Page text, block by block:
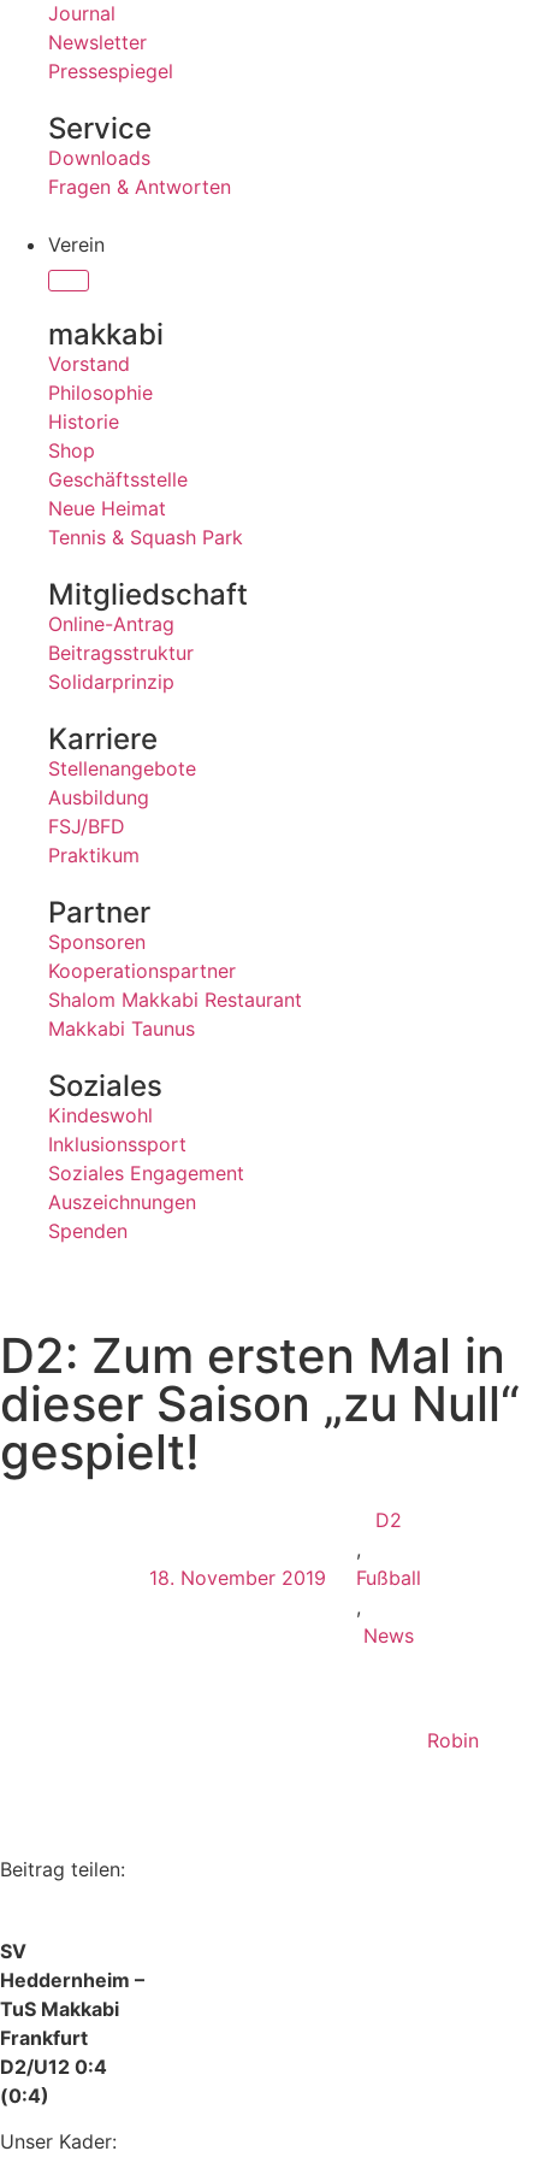
Journal
Newsletter
Pressespiegel
Service
Downloads
Fragen & Antworten
Verein
makkabi
Vorstand
Philosophie
Historie
Shop
Geschäftsstelle
Neue Heimat
Tennis & Squash Park
Mitgliedschaft
Online-Antrag
Beitragsstruktur
Solidarprinzip
Karriere
Stellenangebote
Ausbildung
FSJ/BFD
Praktikum
Partner
Sponsoren
Kooperationspartner
Shalom Makkabi Restaurant
Makkabi Taunus
Soziales
Kindeswohl
Inklusionssport
Soziales Engagement
Auszeichnungen
Spenden
D2: Zum ersten Mal in
dieser Saison „zu Null“
gespielt!
18. November 2019
D2
,
Fußball
,
News
Robin
Beitrag teilen:
SV
Heddernheim –
TuS Makkabi
Frankfurt
D2/U12 0:4
(0:4)
Unser Kader: